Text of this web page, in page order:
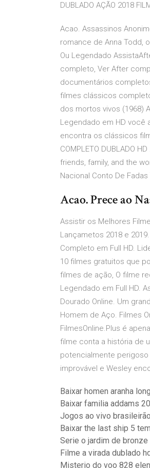
DUBLADO AÇÃO 2018
Acao. Assassinos
romance de Anna Todd,
Ou Legendado
completo, Ver After
documentários
filmes clássicos
dos mortos vivos (1968)
Legendado em HD você
encontra os clássicos
COMPLETO DUBLADO
friends, family, and the
Nacional Conto De
Acao. Prece ao
Assistir os Melhores
Lançametos 2018 e
Completo em Full HD.
10 filmes gratuitos que
filmes de ação, O filme
Legendado em Full HD.
Dourado Online. Um
Homem de Aço. Filmes
FilmesOnline.Plus é
filme conta a história de
potencialmente perigoso
improvável e Wesley
Baixar homen aranha
Baixar familia addams
Jogos ao vivo
Baixar the last ship 5
Serie o jardim de
Filme a virada dublado
Misterio do voo 828